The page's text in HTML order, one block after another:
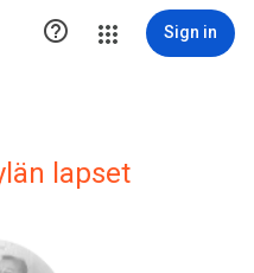
 Sign in
lapset